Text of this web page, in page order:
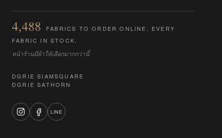
4,488
FABRICS TO ORDER ONLINE, EVERY
FABRIC IN STOCK.
หน้าร้านมีผ้าให้เลือกมากกว่านี้
DGRIE SIAMSQUARE
DGRIE SATHORN
LINE